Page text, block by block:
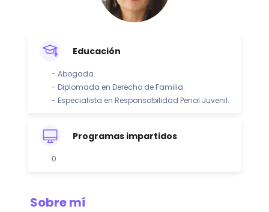
Educación
- Abogada.
- Diplomada en Derecho de Familia.
- Especialista en Responsabilidad Penal Juvenil.
Programas impartidos
0
Sobre mí